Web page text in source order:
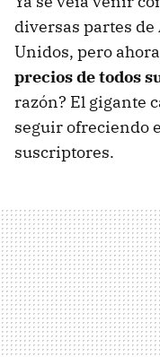
diversas partes
Unidos, pero
precios de todos
razón? El gigante
seguir ofreciendo
suscriptores.